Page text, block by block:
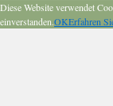
Diese Website verwendet
einverstanden.OKErfahren